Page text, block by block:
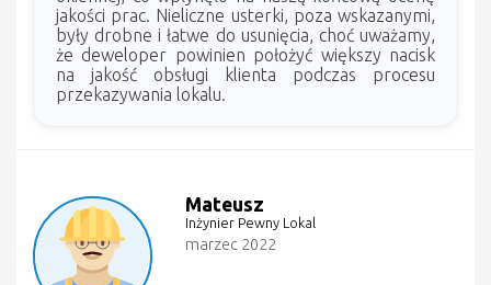
jakości prac. Nieliczne usterki, poza wskazanymi,
były drobne i łatwe do usunięcia, choć uważamy,
że deweloper powinien położyć większy nacisk
na jakość obsługi klienta podczas procesu
przekazywania lokalu.
Mateusz
Inżynier Pewny Lokal
marzec 2022